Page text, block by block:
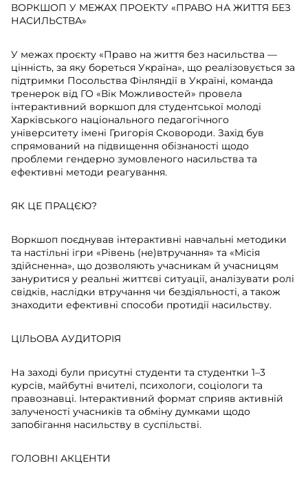
ВОРКШОП У МЕЖАХ ПРОЕКТУ «ПРАВО НА ЖИТТЯ БЕЗ
НАСИЛЬСТВА»
У межах проєкту «Право на життя без насильства —
цінність, за яку бореться Україна», що реалізовується за
підтримки Посольства Фінляндії в Україні, команда
тренерок від ГО «Вік Можливостей» провела
інтерактивний воркшоп для студентської молоді
Харківського національного педагогічного
університету імені Григорія Сковороди. Захід був
спрямований на підвищення обізнаності щодо
проблеми гендерно зумовленого насильства та
ефективні методи реагування.
ЯК ЦЕ ПРАЦЄЮ?
Воркшоп поєднував інтерактивні навчальні методики
та настільні ігри «Рівень (не)втручання» та «Місія
здійсненна», що дозволяють учасникам й учасницям
зануритися у реальні життєві ситуації, аналізувати ролі
свідків, наслідки втручання чи бездіяльності, а також
знаходити ефективні способи протидії насильству.
ЦІЛЬОВА АУДИТОРІЯ
На заході були присутні студенти та студентки 1–3
курсів, майбутні вчителі, психологи, соціологи та
правознавці. Інтерактивний формат сприяв активній
залученості учасників та обміну думками щодо
запобігання насильству в суспільстві.
ГОЛОВНІ АКЦЕНТИ